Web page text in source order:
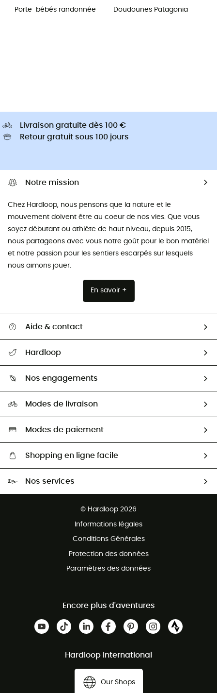
Porte-bébés randonnée
Doudounes Patagonia
Livraison gratuite dès 100 €
Retour gratuit sous 100 jours
Notre mission
Chez Hardloop, nous pensons que la nature et le
mouvement doivent être au coeur de nos vies. Que vous
soyez débutant ou athlète de haut niveau, depuis 2015,
nous partageons avec vous notre goût pour le bon matériel
et notre passion pour les sentiers escarpés sur lesquels
nous aimons jouer.
En savoir +
Aide & contact
Retour & remboursement
Guide des tailles
Seconde Main
Aide & Contact
Hardloop
HardGuides
Nos engagements
Sélection éco-responsable
Modes de livraison
Modes de paiement
Shopping en ligne facile
Nos services
© Hardloop 2026
Informations légales
Conditions Générales
Protection des données
Paramètres des données
Encore plus d'aventures
Hardloop International
Our Shops